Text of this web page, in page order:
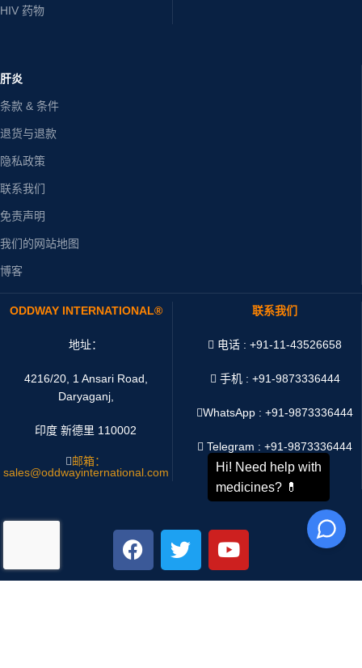
HIV 药物
肝炎
条款 & 条件
退货与退款
隐私政策
联系我们
免责声明
我们的网站地图
博客
ODDWAY INTERNATIONAL®
地址：
4216/20, 1 Ansari Road,
Daryaganj,
印度 新德里 110002
邮箱：
sales@oddwayinternational.com
联系我们
电话 : +91-11-43526658
手机 : +91-9873336444
WhatsApp :+91-9873336444
Telegram : +91-9873336444
微信 : Oddway2010